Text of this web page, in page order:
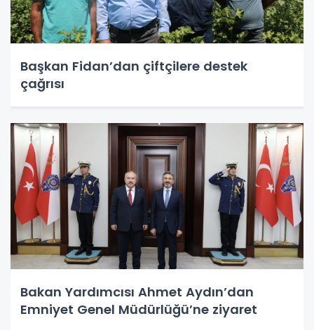
Başkan Fidan’dan çiftçilere destek
çağrısı
Bakan Yardımcısı Ahmet Aydın’dan
Emniyet Genel Müdürlüğü’ne ziyaret